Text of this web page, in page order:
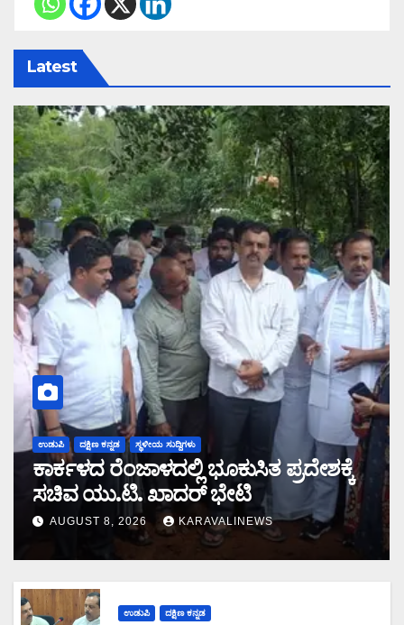
Latest
ಉಡುಪಿ ದಕ್ಷಿಣ ಕನ್ನಡ ಸ್ಥಳೀಯ ಸುದ್ದಿಗಳು
ಕಾರ್ಕಳದ ರೆಂಜಾಳದಲ್ಲಿ ಭೂಕುಸಿತ ಪ್ರದೇಶಕ್ಕೆ
ಸಚಿವ ಯು.ಟಿ. ಖಾದರ್ ಭೇಟಿ
AUGUST 8, 2026 KARAVALINEWS
ಉಡುಪಿ ದಕ್ಷಿಣ ಕನ್ನಡ